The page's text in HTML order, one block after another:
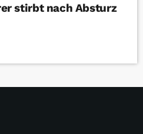
stirbt nach Absturz